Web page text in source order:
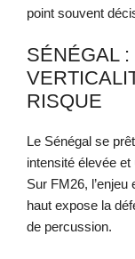
point souvent
SÉNÉGAL
RISQUE
Le Sénégal se
intensité élevée
Sur FM26,
haut expose la
de percussion.